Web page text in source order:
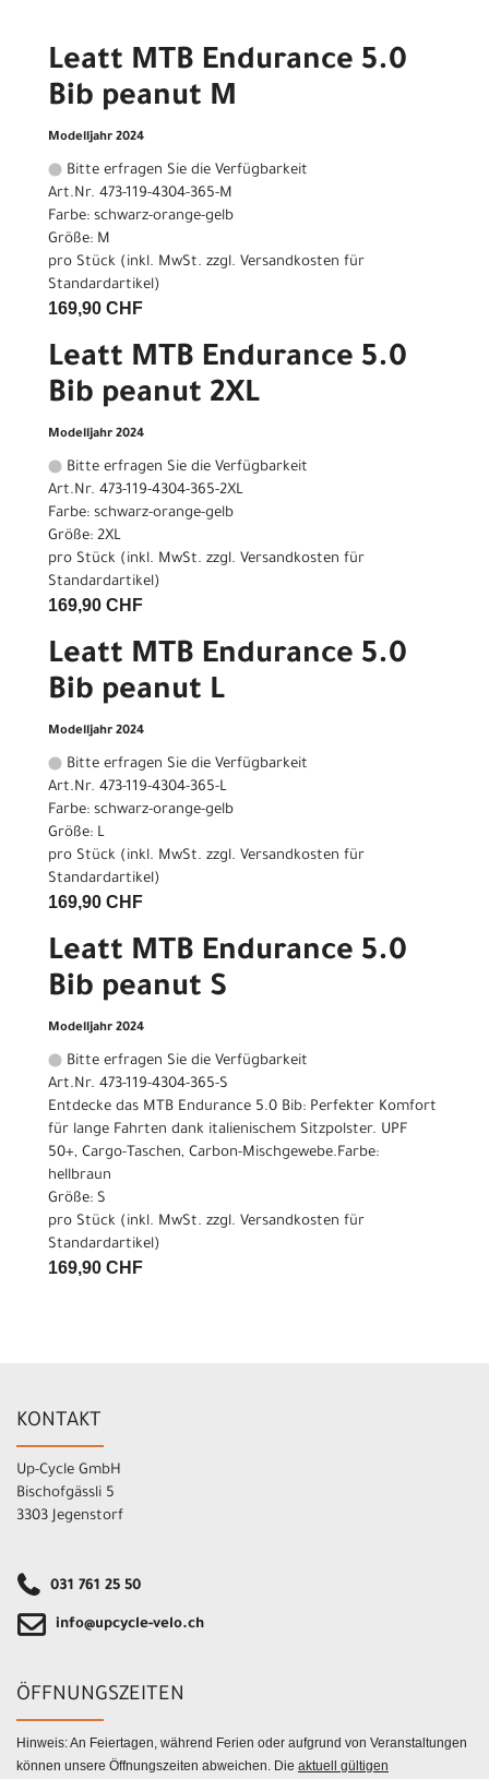
Leatt MTB Endurance 5.0
Bib peanut M
Modelljahr 2024
Bitte erfragen Sie die Verfügbarkeit
Art.Nr. 473-119-4304-365-M
Farbe: schwarz-orange-gelb
Größe: M
pro Stück (inkl. MwSt. zzgl. Versandkosten für
Standardartikel)
169,90 CHF
Leatt MTB Endurance 5.0
Bib peanut 2XL
Modelljahr 2024
Bitte erfragen Sie die Verfügbarkeit
Art.Nr. 473-119-4304-365-2XL
Farbe: schwarz-orange-gelb
Größe: 2XL
pro Stück (inkl. MwSt. zzgl. Versandkosten für
Standardartikel)
169,90 CHF
Leatt MTB Endurance 5.0
Bib peanut L
Modelljahr 2024
Bitte erfragen Sie die Verfügbarkeit
Art.Nr. 473-119-4304-365-L
Farbe: schwarz-orange-gelb
Größe: L
pro Stück (inkl. MwSt. zzgl. Versandkosten für
Standardartikel)
169,90 CHF
Leatt MTB Endurance 5.0
Bib peanut S
Modelljahr 2024
Bitte erfragen Sie die Verfügbarkeit
Art.Nr. 473-119-4304-365-S
Entdecke das MTB Endurance 5.0 Bib: Perfekter Komfort
für lange Fahrten dank italienischem Sitzpolster. UPF
50+, Cargo-Taschen, Carbon-Mischgewebe.Farbe:
hellbraun
Größe: S
pro Stück (inkl. MwSt. zzgl. Versandkosten für
Standardartikel)
169,90 CHF
KONTAKT
Up-Cycle GmbH
Bischofgässli 5
3303 Jegenstorf
031 761 25 50
info@upcycle-velo.ch
ÖFFNUNGSZEITEN
Hinweis: An Feiertagen, während Ferien oder aufgrund von Veranstaltungen
können unsere Öffnungszeiten abweichen. Die aktuell gültigen